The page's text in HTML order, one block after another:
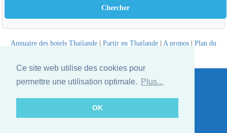
Ce site web utilise des cookies pour
permettre une utilisation optimale.
Plus...
OK
Annuaire des hotels Thailande | Partir en Thailande | A propos | Plan du
Website © Thailandee.com - 2026